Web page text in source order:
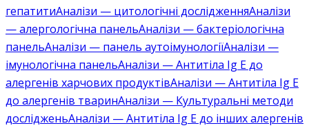
гепатитиАналізи — цитологічні дослідженняАналізи
— алергологічна панельАналізи — бактеріологічна
панельАналізи — панель аутоімунологіїАналізи —
імунологічна панельАналізи — Антитіла Ig E до
алергенів харчових продуктівАналізи — Антитіла Ig E
до алергенів тваринАналізи — Культуральні методи
дослідженьАналізи — Антитіла Ig E до інших алергенів